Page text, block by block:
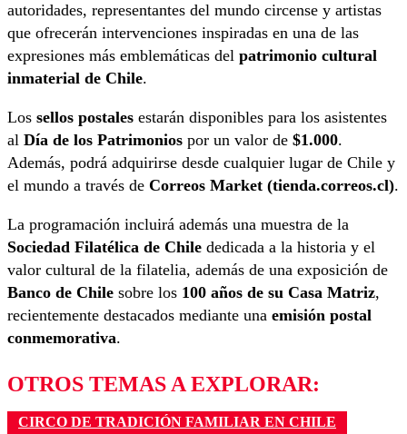
autoridades, representantes del mundo circense y artistas
que ofrecerán intervenciones inspiradas en una de las
expresiones más emblemáticas del patrimonio cultural
inmaterial de Chile.
Los sellos postales estarán disponibles para los asistentes
al Día de los Patrimonios por un valor de $1.000.
Además, podrá adquirirse desde cualquier lugar de Chile y
el mundo a través de Correos Market (tienda.correos.cl).
La programación incluirá además una muestra de la
Sociedad Filatélica de Chile dedicada a la historia y el
valor cultural de la filatelia, además de una exposición de
Banco de Chile sobre los 100 años de su Casa Matriz,
recientemente destacados mediante una emisión postal
conmemorativa.
OTROS TEMAS A EXPLORAR:
CIRCO DE TRADICIÓN FAMILIAR EN CHILE